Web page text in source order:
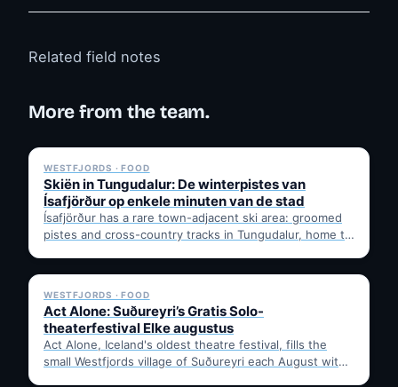
Related field notes
More from the team.
WESTFJORDS · FOOD
Skiën in Tungudalur: De winterpistes van
Ísafjörður op enkele minuten van de stad
Ísafjörður has a rare town-adjacent ski area: groomed
pistes and cross-country tracks in Tungudalur, home to
✓ 6 JUL
WESTFJORDS · FOOD
Act Alone: Suðureyri’s Gratis Solo-
theaterfestival Elke augustus
Act Alone, Iceland's oldest theatre festival, fills the
small Westfjords village of Suðureyri each August with